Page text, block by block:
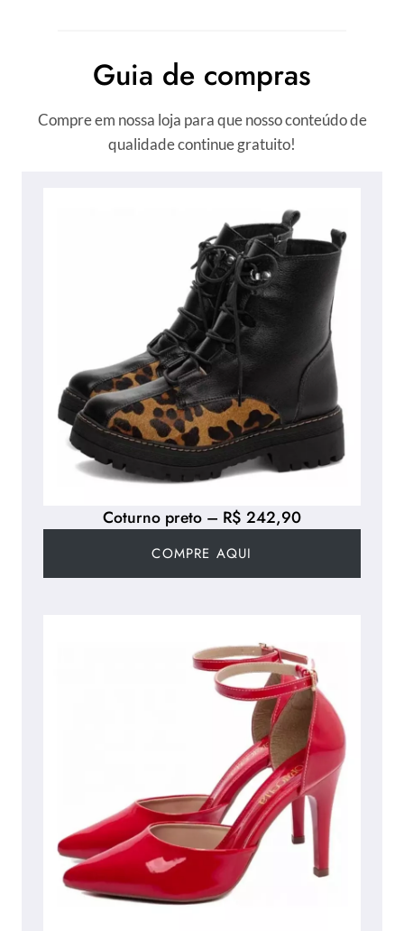
Guia de compras
Compre em nossa loja para que nosso conteúdo de
qualidade continue gratuito!
Coturno preto – R$ 242,90
COMPRE AQUI